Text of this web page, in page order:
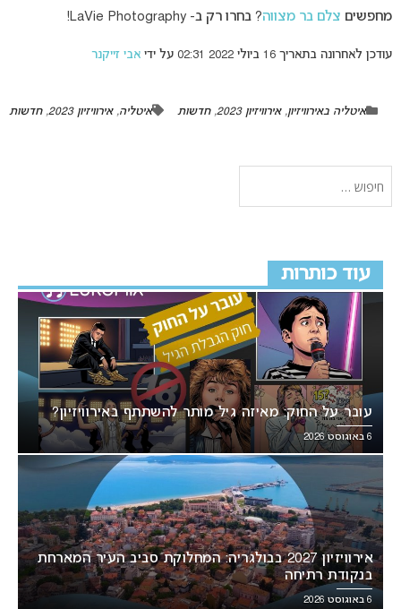
מחפשים צלם בר מצווה? בחרו רק ב- LaVie Photography!
עודכן לאחרונה בתאריך 16 ביולי 2022 02:31 על ידי אבי זייקנר
איטליה באירוויזיון,אירוויזיון 2023 ,חדשות איטליה,אירוויזיון 2023 ,חדשות
עוד כותרות
עובר על החוק: מאיזה גיל מותר להשתתף באירוויזיון?
6 באוגוסט 2026
אירוויזיון 2027 בבולגריה: המחלוקת סביב העיר המארחת
בנקודת רתיחה
6 באוגוסט 2026